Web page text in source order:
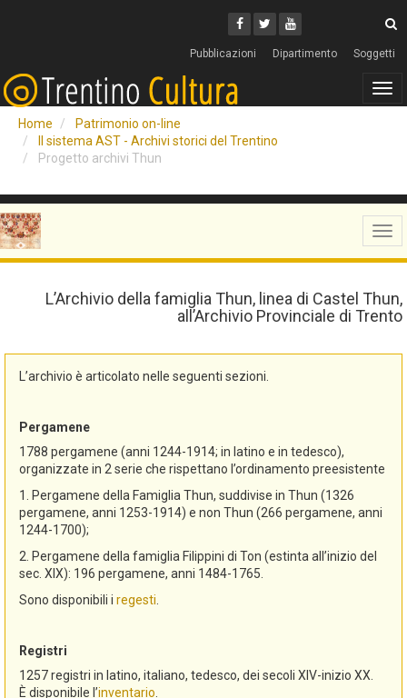
Facebook
Twitter
Youtube
Pubblicazioni Dipartimento Soggetti
Home
Patrimonio on-line
Il sistema AST - Archivi storici del Trentino
Progetto archivi Thun
L’Archivio della famiglia Thun, linea di Castel Thun,
all’Archivio Provinciale di Trento
L’archivio è articolato nelle seguenti sezioni.
Pergamene
1788 pergamene (anni 1244-1914; in latino e in tedesco),
organizzate in 2 serie che rispettano l’ordinamento preesistente
1. Pergamene della Famiglia Thun, suddivise in Thun (1326
pergamene, anni 1253-1914) e non Thun (266 pergamene, anni
1244-1700);
2. Pergamene della famiglia Filippini di Ton (estinta all’inizio del
sec. XIX): 196 pergamene, anni 1484-1765.
Sono disponibili i regesti
Registri
1257 registri in latino, italiano, tedesco, dei secoli XIV-inizio XX.
È disponibile l’inventario